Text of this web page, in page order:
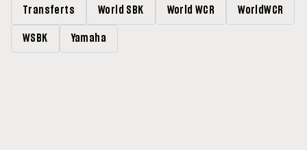
Transferts World SBK World WCR WorldWCR
WSBK Yamaha